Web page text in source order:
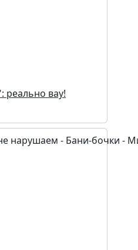
реально вау!